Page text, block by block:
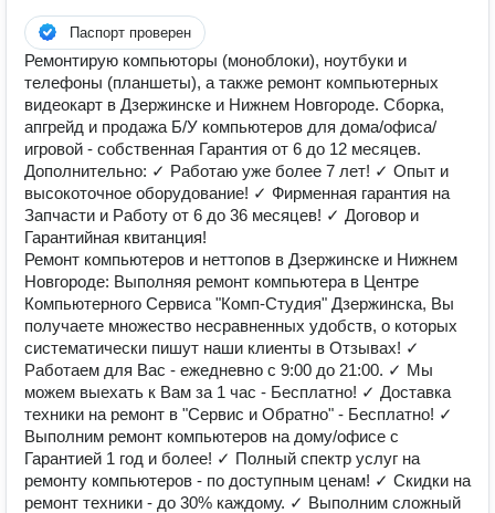
Паспорт проверен
Ремонтирую компьюторы (моноблоки), ноутбуки и
телефоны (планшеты), а также ремонт компьютерных
видеокарт в Дзержинске и Нижнем Новгороде. Сборка,
апгрейд и продажа Б/У компьютеров для дома/офиса/
игровой - собственная Гарантия от 6 до 12 месяцев.
Дополнительно: ✓ Работаю уже более 7 лет! ✓ Опыт и
высокоточное оборудование! ✓ Фирменная гарантия на
Запчасти и Работу от 6 до 36 месяцев! ✓ Договор и
Гарантийная квитанция!
Ремонт компьютеров и неттопов в Дзержинске и Нижнем
Новгороде: Выполняя ремонт компьютера в Центре
Компьютерного Сервиса "Комп-Студия" Дзержинска, Вы
получаете множество несравненных удобств, о которых
систематически пишут наши клиенты в Отзывах! ✓
Работаем для Вас - ежедневно с 9:00 до 21:00. ✓ Мы
можем выехать к Вам за 1 час - Бесплатно! ✓ Доставка
техники на ремонт в "Сервис и Обратно" - Бесплатно! ✓
Выполним ремонт компьютеров на дому/офисе с
Гарантией 1 год и более! ✓ Полный спектр услуг на
ремонту компьютеров - по доступным ценам! ✓ Скидки на
ремонт техники - до 30% каждому. ✓ Выполним сложный